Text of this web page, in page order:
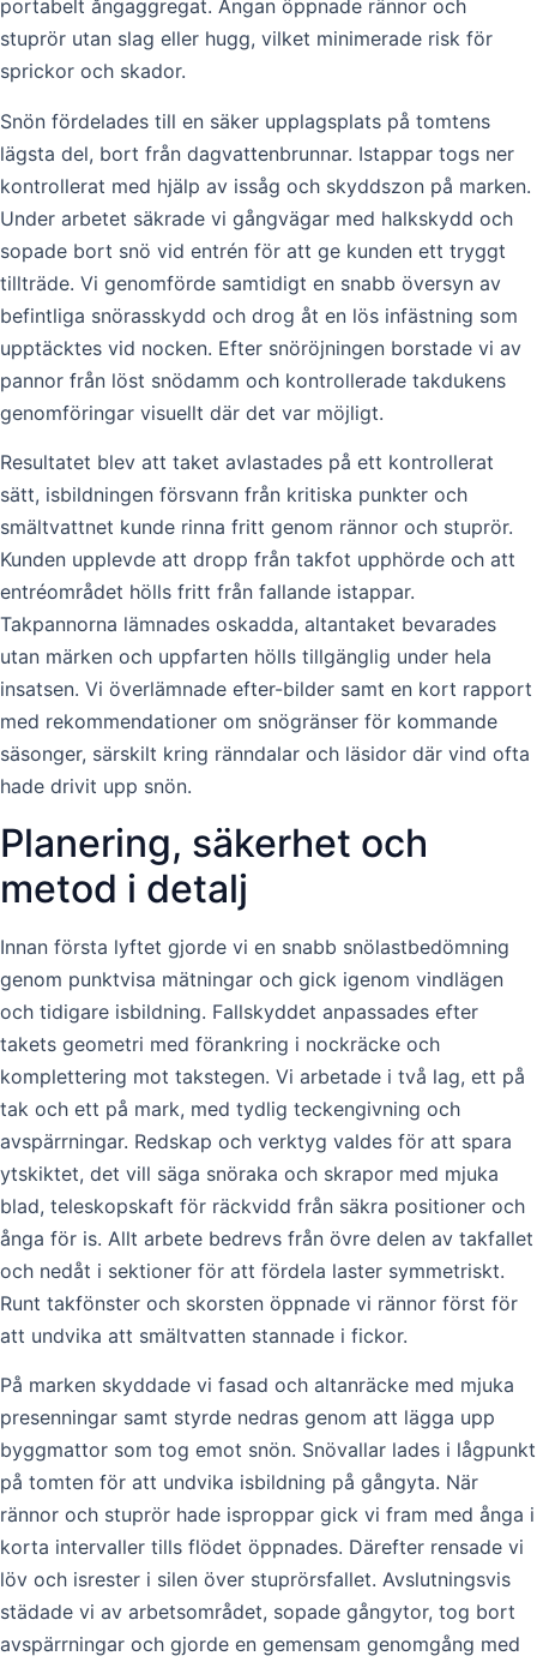
portabelt ångaggregat. Ångan öppnade rännor och
stuprör utan slag eller hugg, vilket minimerade risk för
sprickor och skador.
Snön fördelades till en säker upplagsplats på tomtens
lägsta del, bort från dagvattenbrunnar. Istappar togs ner
kontrollerat med hjälp av issåg och skyddszon på marken.
Under arbetet säkrade vi gångvägar med halkskydd och
sopade bort snö vid entrén för att ge kunden ett tryggt
tillträde. Vi genomförde samtidigt en snabb översyn av
befintliga snörasskydd och drog åt en lös infästning som
upptäcktes vid nocken. Efter snöröjningen borstade vi av
pannor från löst snödamm och kontrollerade takdukens
genomföringar visuellt där det var möjligt.
Resultatet blev att taket avlastades på ett kontrollerat
sätt, isbildningen försvann från kritiska punkter och
smältvattnet kunde rinna fritt genom rännor och stuprör.
Kunden upplevde att dropp från takfot upphörde och att
entréområdet hölls fritt från fallande istappar.
Takpannorna lämnades oskadda, altantaket bevarades
utan märken och uppfarten hölls tillgänglig under hela
insatsen. Vi överlämnade efter-bilder samt en kort rapport
med rekommendationer om snögränser för kommande
säsonger, särskilt kring ränndalar och läsidor där vind ofta
hade drivit upp snön.
Planering, säkerhet och
metod i detalj
Innan första lyftet gjorde vi en snabb snölastbedömning
genom punktvisa mätningar och gick igenom vindlägen
och tidigare isbildning. Fallskyddet anpassades efter
takets geometri med förankring i nockräcke och
komplettering mot takstegen. Vi arbetade i två lag, ett på
tak och ett på mark, med tydlig teckengivning och
avspärrningar. Redskap och verktyg valdes för att spara
ytskiktet, det vill säga snöraka och skrapor med mjuka
blad, teleskopskaft för räckvidd från säkra positioner och
ånga för is. Allt arbete bedrevs från övre delen av takfallet
och nedåt i sektioner för att fördela laster symmetriskt.
Runt takfönster och skorsten öppnade vi rännor först för
att undvika att smältvatten stannade i fickor.
På marken skyddade vi fasad och altanräcke med mjuka
presenningar samt styrde nedras genom att lägga upp
byggmattor som tog emot snön. Snövallar lades i lågpunkt
på tomten för att undvika isbildning på gångyta. När
rännor och stuprör hade isproppar gick vi fram med ånga i
korta intervaller tills flödet öppnades. Därefter rensade vi
löv och isrester i silen över stuprörsfallet. Avslutningsvis
städade vi av arbetsområdet, sopade gångytor, tog bort
avspärrningar och gjorde en gemensam genomgång med